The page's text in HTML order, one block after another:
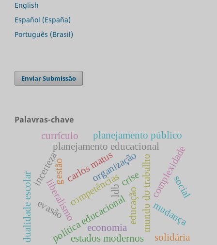
English
Español (España)
Português (Brasil)
Enviar Submissão
Palavras-chave
competências educaçãomundo do trabalho
política educacional
planejamento educacional
planejamento público
carlos matus
gestão complexidade
incerteza crise
mudança
organização
estados modernos
liberalismo
economia
social
solidária
dualidade escolar ldb
currículo
evasão